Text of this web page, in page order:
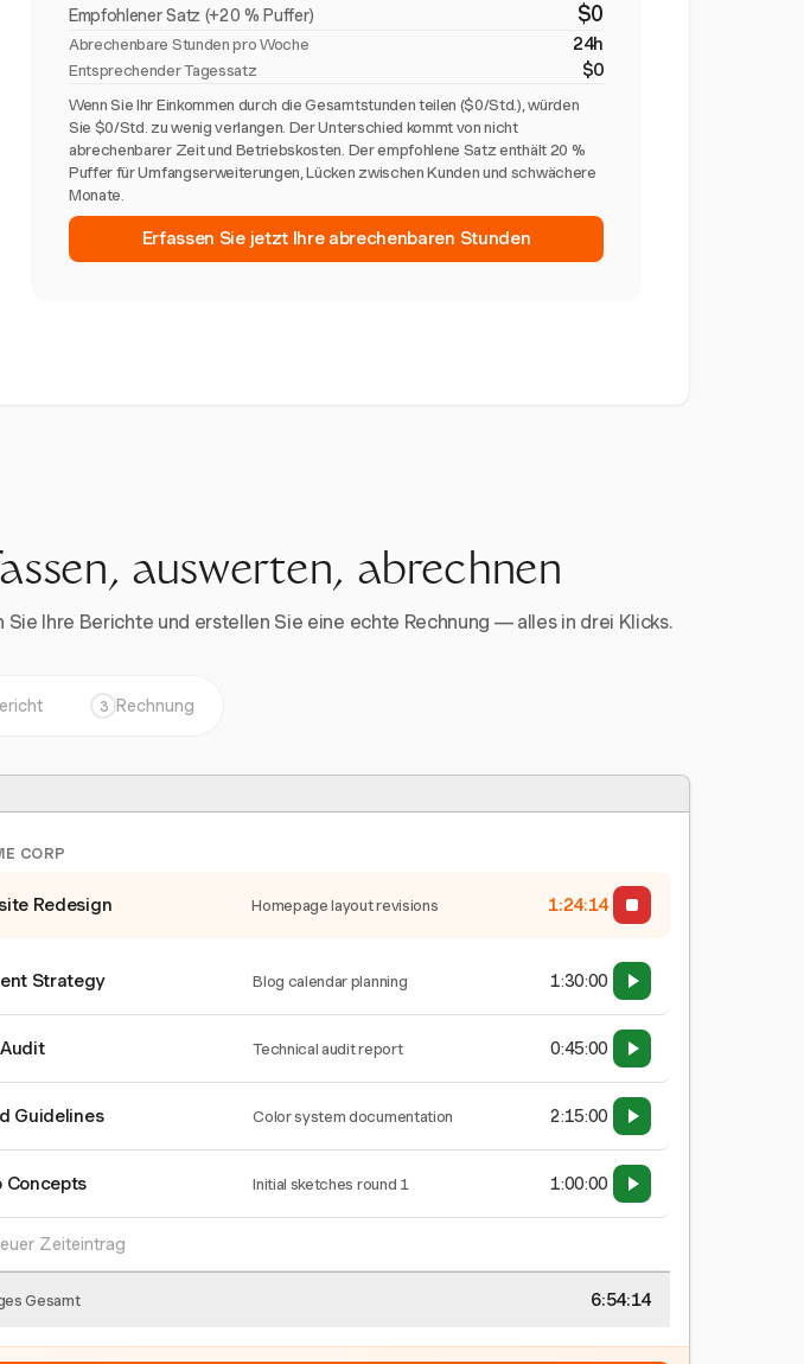
Empfohlener Satz (+20 % Puffer) $0
Abrechenbare Stunden pro Woche 24h
Entsprechender Tagessatz $0
Wenn Sie Ihr Einkommen durch die Gesamtstunden teilen ($0/Std.), würden
Sie $0/Std. zu wenig verlangen. Der Unterschied kommt von nicht
abrechenbarer Zeit und Betriebskosten. Der empfohlene Satz enthält 20 %
Puffer für Umfangserweiterungen, Lücken zwischen Kunden und schwächere
Monate.
Erfassen Sie jetzt Ihre abrechenbaren Stunden
auswerten, abrechnen
Ihre Berichte und erstellen Sie eine echte Rechnung — alles in drei Klicks.
3 Rechnung
CORP
Redesign Homepage layout revisions 1:24:14
Strategy Blog calendar planning 1:30:00
Technical audit report 0:45:00
Guidelines Color system documentation 2:15:00
Concepts Initial sketches round 1 1:00:00
Zeiteintrag
Gesamt 6:54:14